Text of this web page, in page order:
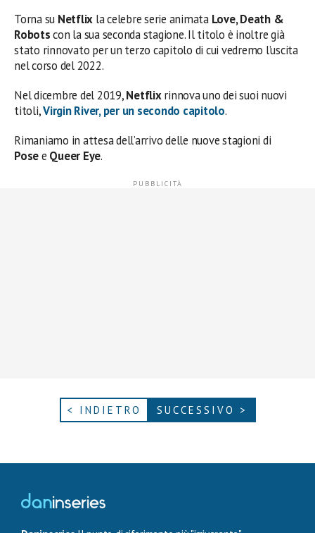
Torna su Netflix la celebre serie animata Love, Death &
Robotscon la sua seconda stagione. Il titolo è inoltre già
stato rinnovato per un terzo capitolo di cui vedremo l’uscita
nel corso del 2022.
Nel dicembre del 2019,Netflixrinnova uno dei suoi nuovi
titoli,Virgin River, per un secondo capitolo.
Rimaniamo in attesa dell’arrivo delle nuove stagioni di
Posee Queer Eye.
< INDIETRO SUCCESSIVO >